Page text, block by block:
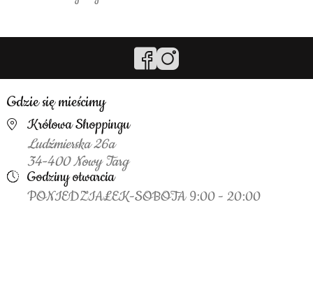
Gdzie się mieścimy
Królowa Shoppingu
Ludźmierska 26a
34-400 Nowy Targ
Godziny otwarcia
PONIEDZIAŁEK-SOBOTA 9:00 - 20:00